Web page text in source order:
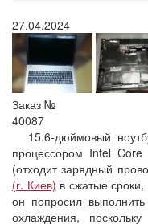
27.04.2024
Заказ №
40087
15.6-дюймовый
процессором Intel
(отходит зарядный
(г. Киев) в сжатые
он попросил выполнить
охлаждения,